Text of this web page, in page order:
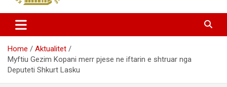
Myftinia Pukë | Faqja Zyrtare
Home
Aktualitet
Myftiu Gezim Kopani merr pjese ne iftarin e shtruar nga
Deputeti Shkurt Lasku